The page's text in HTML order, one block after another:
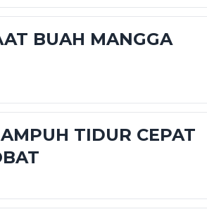
BUAH MANGGA
TIDUR CEPAT